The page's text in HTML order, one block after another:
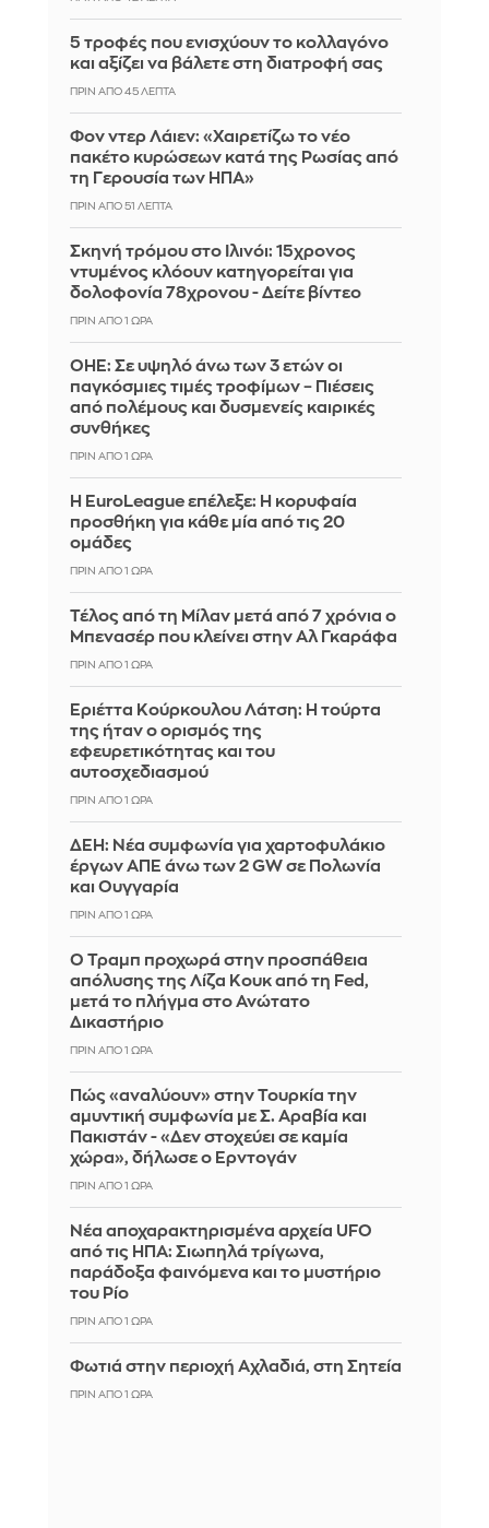
5 τροφές που ενισχύουν το κολλαγόνο
και αξίζει να βάλετε στη διατροφή σας
ΠΡΙΝ ΑΠΌ 45 ΛΕΠΤΆ
Φον ντερ Λάιεν: «Χαιρετίζω το νέο
πακέτο κυρώσεων κατά της Ρωσίας από
τη Γερουσία των ΗΠΑ»
ΠΡΙΝ ΑΠΌ 51 ΛΕΠΤΆ
Σκηνή τρόμου στο Ιλινόι: 15χρονος
ντυμένος κλόουν κατηγορείται για
δολοφονία 78χρονου - Δείτε βίντεο
ΠΡΙΝ ΑΠΌ 1 ΏΡΑ
ΟΗΕ: Σε υψηλό άνω των 3 ετών οι
παγκόσμιες τιμές τροφίμων – Πιέσεις
από πολέμους και δυσμενείς καιρικές
συνθήκες
ΠΡΙΝ ΑΠΌ 1 ΏΡΑ
Η EuroLeague επέλεξε: Η κορυφαία
προσθήκη για κάθε μία από τις 20
ομάδες
ΠΡΙΝ ΑΠΌ 1 ΏΡΑ
Τέλος από τη Μίλαν μετά από 7 χρόνια ο
Μπενασέρ που κλείνει στην Αλ Γκαράφα
ΠΡΙΝ ΑΠΌ 1 ΏΡΑ
Εριέττα Κούρκουλου Λάτση: Η τούρτα
της ήταν ο ορισμός της
εφευρετικότητας και του
αυτοσχεδιασμού
ΠΡΙΝ ΑΠΌ 1 ΏΡΑ
ΔΕΗ: Νέα συμφωνία για χαρτοφυλάκιο
έργων ΑΠΕ άνω των 2 GW σε Πολωνία
και Ουγγαρία
ΠΡΙΝ ΑΠΌ 1 ΏΡΑ
Ο Τραμπ προχωρά στην προσπάθεια
απόλυσης της Λίζα Κουκ από τη Fed,
μετά το πλήγμα στο Ανώτατο
Δικαστήριο
ΠΡΙΝ ΑΠΌ 1 ΏΡΑ
Πώς «αναλύουν» στην Τουρκία την
αμυντική συμφωνία με Σ. Αραβία και
Πακιστάν - «Δεν στοχεύει σε καμία
χώρα», δήλωσε ο Ερντογάν
ΠΡΙΝ ΑΠΌ 1 ΏΡΑ
Νέα αποχαρακτηρισμένα αρχεία UFO
από τις ΗΠΑ: Σιωπηλά τρίγωνα,
παράδοξα φαινόμενα και το μυστήριο
του Ρίο
ΠΡΙΝ ΑΠΌ 1 ΏΡΑ
Φωτιά στην περιοχή Αχλαδιά, στη Σητεία
ΠΡΙΝ ΑΠΌ 1 ΏΡΑ